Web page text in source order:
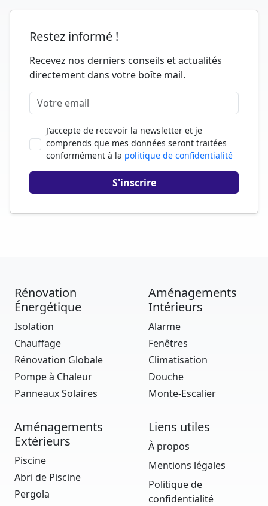
Restez informé !
Recevez nos derniers conseils et actualités
directement dans votre boîte mail.
J'accepte de recevoir la newsletter et je
comprends que mes données seront traitées
conformément à la politique de confidentialité
Rénovation
Énergétique
Isolation
Chauffage
Rénovation Globale
Pompe à Chaleur
Panneaux Solaires
Aménagements
Intérieurs
Alarme
Fenêtres
Climatisation
Douche
Monte-Escalier
Aménagements
Extérieurs
Piscine
Abri de Piscine
Pergola
Liens utiles
À propos
Mentions légales
Politique de
confidentialité